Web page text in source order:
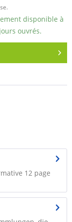
disponible à
ouvrés.
12 page